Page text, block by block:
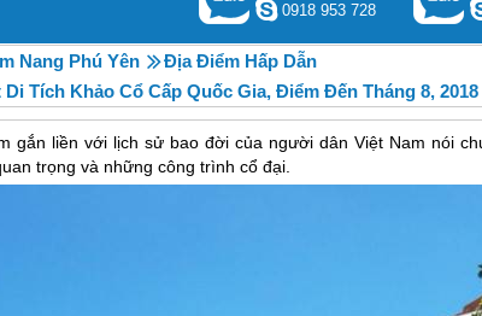
0918 953 728
Nang Phú Yên
Địa Điểm Hấp Dẫn
Tích Khảo Cổ Cấp Quốc Gia, Điểm Đến Tháng 8, 2018
gắn liền với lịch sử bao đời của người dân Việt Nam nói
trọng và những công trình cổ đại.